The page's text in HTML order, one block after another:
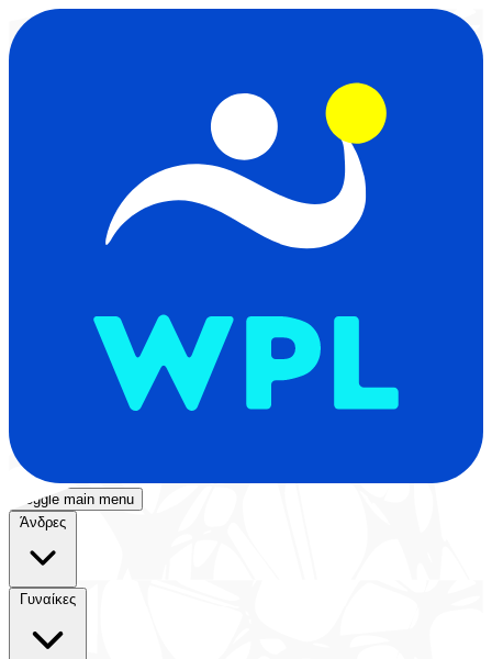
Toggle main menu
Άνδρες
Γυναίκες